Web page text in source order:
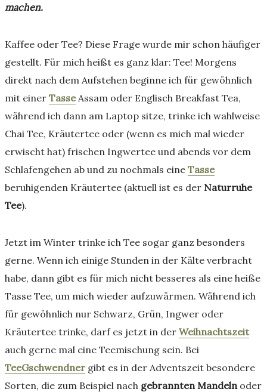
machen.
Kaffee oder Tee? Diese Frage wurde mir schon häufiger
gestellt. Für mich heißt es ganz klar: Tee! Morgens
direkt nach dem Aufstehen beginne ich für gewöhnlich
mit einer TasseAssam oder Englisch Breakfast Tea,
während ich dann am Laptop sitze, trinke ich wahlweise
Chai Tee, Kräutertee oder (wenn es mich mal wieder
erwischt hat) frischen Ingwertee und abends vor dem
Schlafengehen ab und zu nochmals eine Tasse
beruhigenden Kräutertee (aktuell ist es der Naturruhe
Tee).
Jetzt im Winter trinke ich Tee sogar ganz besonders
gerne. Wenn ich einige Stunden in der Kälte verbracht
habe, dann gibt es für mich nicht besseres als eine heiße
Tasse Tee, um mich wieder aufzuwärmen. Während ich
für gewöhnlich nur Schwarz, Grün, Ingwer oder
Kräutertee trinke, darf es jetzt in der Weihnachtszeit
auch gerne mal eine Teemischung sein. Bei
TeeGschwendner gibt es in der Adventszeit besondere
Sorten, die zum Beispiel nach gebrannten Mandeln oder